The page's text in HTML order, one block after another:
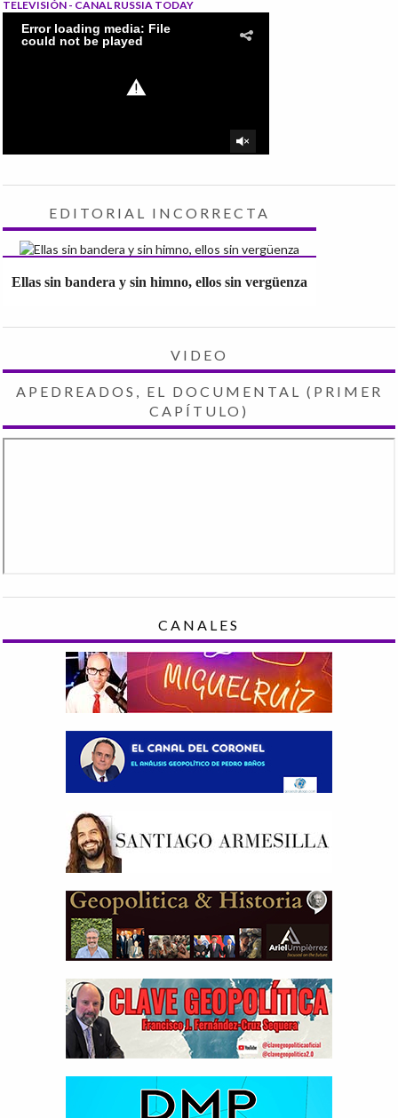
TELEVISIÓN - CANAL RUSSIA TODAY
EDITORIAL INCORRECTA
Ellas sin bandera y sin himno, ellos sin vergüenza
VIDEO
APEDREADOS, EL DOCUMENTAL (PRIMER
CAPÍTULO)
CANALES